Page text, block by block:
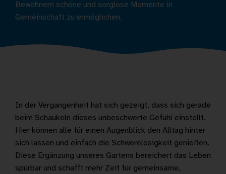
Bewohnern schöne und sorglose Momente in
Gemeinschaft zu ermöglichen.
In der Vergangenheit hat sich gezeigt, dass sich gerade
beim Schaukeln dieses unbeschwerte Gefühl einstellt.
Hier können alle für einen Augenblick den Alltag hinter
sich lassen und einfach die Schwerelosigkeit genießen.
Diese Ergänzung unseres Gartens bereichert das Leben
spürbar und schafft mehr Zeit für gemeinsame,